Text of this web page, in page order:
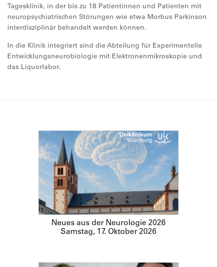
Tagesklinik, in der bis zu 18 Patientinnen und Patienten mit
neuropsychiatrischen Störungen wie etwa Morbus Parkinson
interdisziplinär behandelt werden können.
In die Klinik integriert sind die Abteilung für Experimentelle
Entwicklungsneurobiologie mit Elektronenmikroskopie und
das Liquorlabor.
Neues aus der Neurologie 2026
Samstag, 17. Oktober 2026